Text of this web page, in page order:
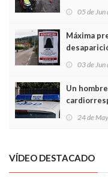
frontal
05 de
Máxima
03 de
Un
Local en
24 de
VÍDEO DESTACADO